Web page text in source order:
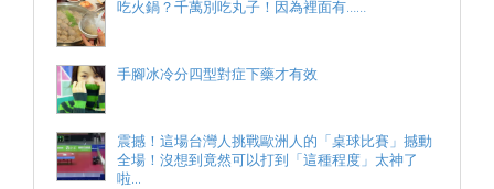
吃火鍋？千萬別吃丸子！因為裡面有……
手腳冰冷分四型對症下藥才有效
震撼！這場台灣人挑戰歐洲人的「桌球比賽」撼動
全場！沒想到竟然可以打到「這種程度」太神了
啦...